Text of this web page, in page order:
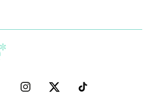
–
INSTAGRAM–
–
TWITTER–
–
WELIFE–